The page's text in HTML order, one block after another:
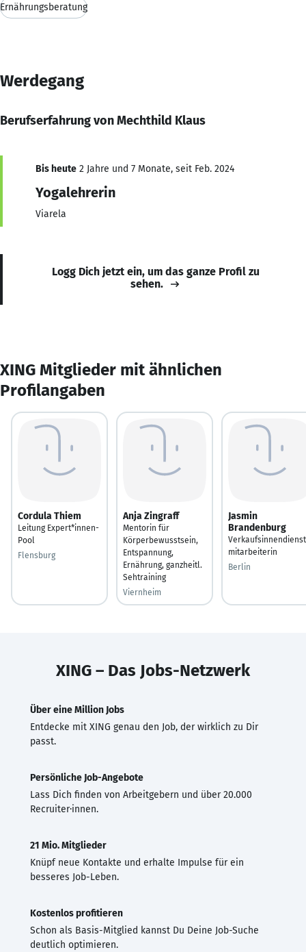
Ernährungsberatung
Werdegang
Berufserfahrung von Mechthild Klaus
Bis heute 2 Jahre und 7 Monate, seit Feb. 2024
Yogalehrerin
Viarela
Logg Dich jetzt ein, um das ganze Profil zu
sehen.
XING Mitglieder mit ähnlichen
Profilangaben
Cordula Thiem
Leitung Expert*innen-
Pool
Flensburg
Anja Zingraff
Mentorin für
Körperbewusstsein,
Entspannung,
Ernährung, ganzheitl.
Sehtraining
Viernheim
Jasmin
Brandenburg
Verkaufsinnendienst
mitarbeiterin
Berlin
XING – Das Jobs-Netzwerk
Über eine Million Jobs
Entdecke mit XING genau den Job, der wirklich zu Dir
passt.
Persönliche Job-Angebote
Lass Dich finden von Arbeitgebern und über 20.000
Recruiter·innen.
21 Mio. Mitglieder
Knüpf neue Kontakte und erhalte Impulse für ein
besseres Job-Leben.
Kostenlos profitieren
Schon als Basis-Mitglied kannst Du Deine Job-Suche
deutlich optimieren.